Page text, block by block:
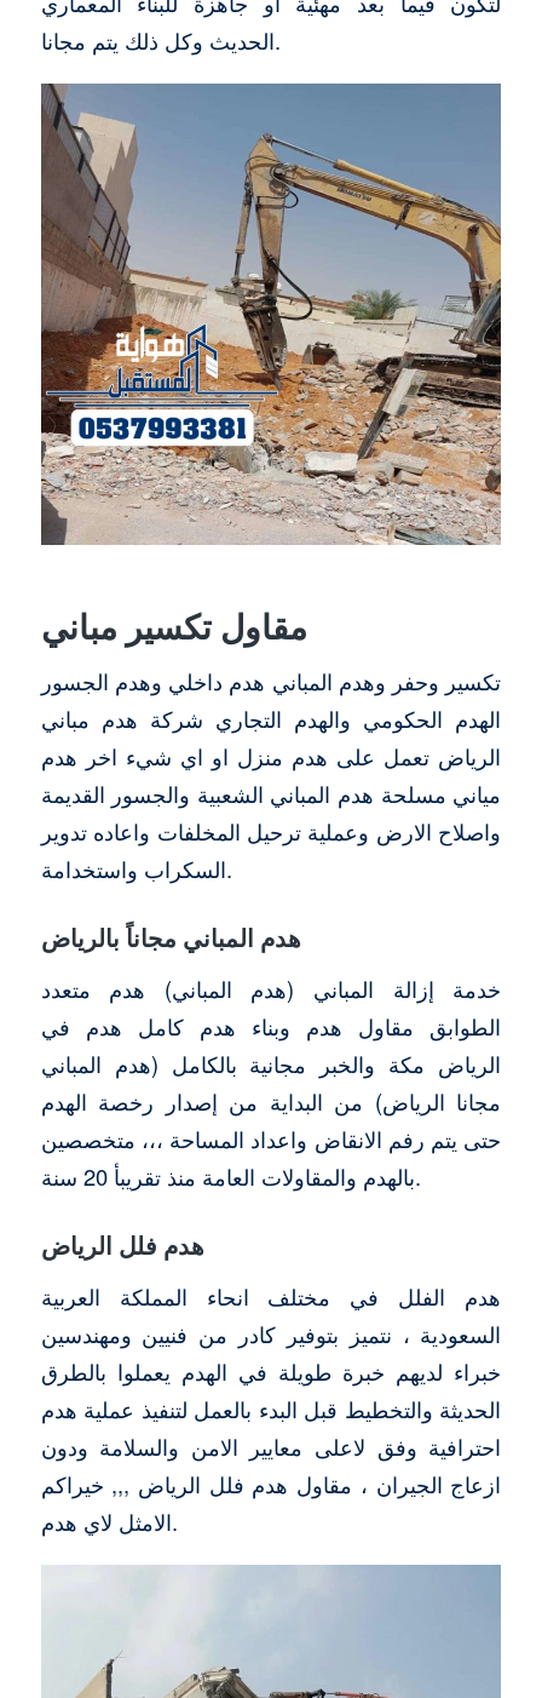
الحديث وكل ذلك يتم مجانا.
مقاول تكسير مباني
تكسير وحفر وهدم المباني هدم داخلي وهدم الجسور
الهدم الحكومي والهدم التجاري شركة هدم مباني
الرياض تعمل على هدم منزل او اي شيء اخر هدم
مياني مسلحة هدم المباني الشعبية والجسور القديمة
واصلاح الارض وعملية ترحيل المخلفات واعاده تدوير
السكراب واستخدامة.
هدم المباني مجاناً بالرياض
خدمة إزالة المباني (هدم المباني) هدم متعدد
الطوابق مقاول هدم وبناء هدم كامل هدم في
الرياض مكة والخبر مجانية بالكامل (هدم المباني
مجانا الرياض) من البداية من إصدار رخصة الهدم
حتى يتم رفم الانقاض واعداد المساحة ،،، متخصصين
بالهدم والمقاولات العامة منذ تقريبأ 20 سنة.
هدم فلل الرياض
هدم الفلل في مختلف انحاء المملكة العربية
السعودية ، نتميز بتوفير كادر من فنيين ومهندسين
خبراء لديهم خبرة طويلة في الهدم يعملوا بالطرق
الحديثة والتخطيط قبل البدء بالعمل لتنفيذ عملية هدم
احترافية وفق لاعلى معايير الامن والسلامة ودون
ازعاج الجيران ، مقاول هدم فلل الرياض ,,, خيراكم
الامثل لاي هدم.